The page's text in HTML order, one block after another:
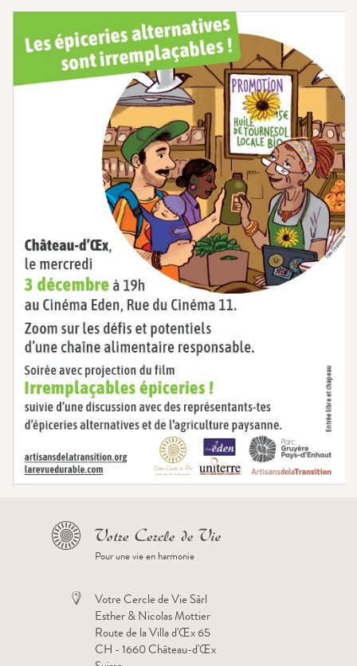
Pour une vie en harmonie
Votre Cercle de Vie Sàrl
Esther & Nicolas Mottier
Route de la Villa d'Œx 65
CH - 1660 Château-d'Œx